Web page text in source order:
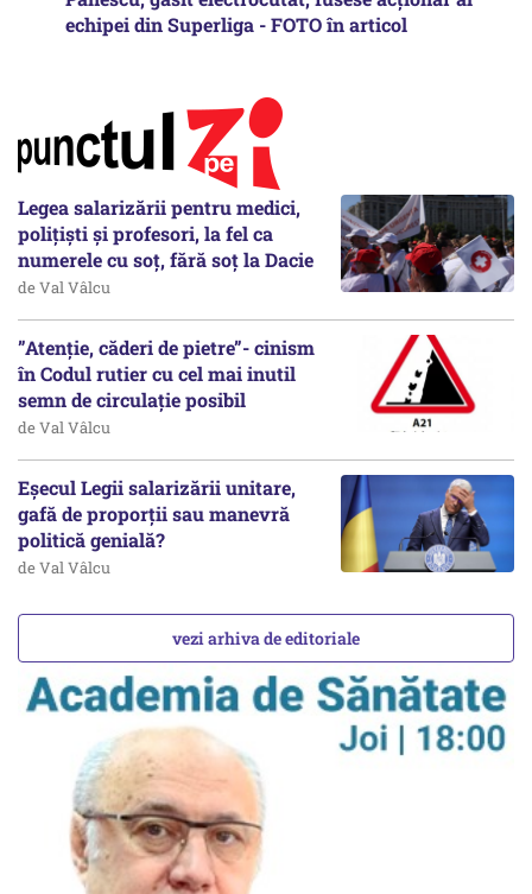
echipei din Superliga - FOTO în articol
Legea salarizării pentru medici,
polițiști și profesori, la fel ca
numerele cu soț, fără soț la Dacie
de Val Vâlcu
”Atenție, căderi de pietre”- cinism
în Codul rutier cu cel mai inutil
semn de circulație posibil
de Val Vâlcu
Eșecul Legii salarizării unitare,
gafă de proporții sau manevră
politică genială?
de Val Vâlcu
vezi arhiva de editoriale